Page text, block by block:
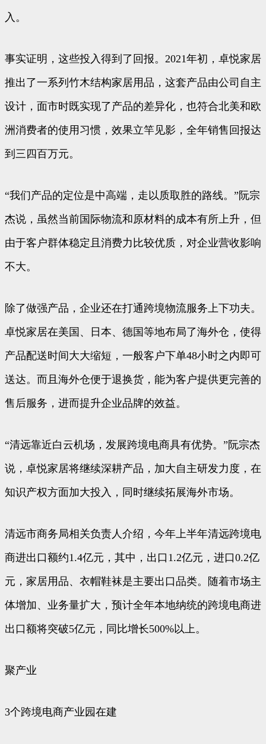
入。
事实证明，这些投入得到了回报。2021年初，卓悦家居
推出了一系列竹木结构家居用品，这套产品由公司自主
设计，面市时既实现了产品的差异化，也符合北美和欧
洲消费者的使用习惯，效果立竿见影，全年销售回报达
到三四百万元。
“我们产品的定位是中高端，走以质取胜的路线。”阮宗
杰说，虽然当前国际物流和原材料的成本有所上升，但
由于客户群体稳定且消费力比较优质，对企业营收影响
不大。
除了做强产品，企业还在打通跨境物流服务上下功夫。
卓悦家居在美国、日本、德国等地布局了海外仓，使得
产品配送时间大大缩短，一般客户下单48小时之内即可
送达。而且海外仓便于退换货，能为客户提供更完善的
售后服务，进而提升企业品牌的效益。
“清远靠近白云机场，发展跨境电商具有优势。”阮宗杰
说，卓悦家居将继续深耕产品，加大自主研发力度，在
知识产权方面加大投入，同时继续拓展海外市场。
清远市商务局相关负责人介绍，今年上半年清远跨境电
商进出口额约1.4亿元，其中，出口1.2亿元，进口0.2亿
元，家居用品、衣帽鞋袜是主要出口品类。随着市场主
体增加、业务量扩大，预计全年本地纳统的跨境电商进
出口额将突破5亿元，同比增长500%以上。
聚产业
3个跨境电商产业园在建